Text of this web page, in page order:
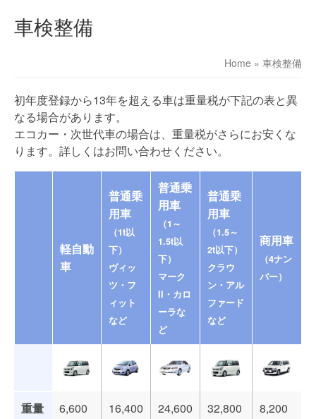
車検整備
Home » 車検整備
初年度登録から13年を超える車は重量税が下記の表と異
なる場合があります。
エコカー・次世代車の場合は、重量税がさらにお安くな
ります。詳しくはお問い合わせください。
軽自動
車
普通乗
用車
（1t以
下）
ヴィッ
ツ・フ
ィット
など
普通乗
用車
（1～
1.5t以
下）
マーク
II・カロ
ーラな
ど
普通乗
用車
（1.5～
2t以下）
クラウ
ン・アル
ファード
など
商用車
（4ナン
バー）
重量
6,600
16,400
24,600
32,800
8,200